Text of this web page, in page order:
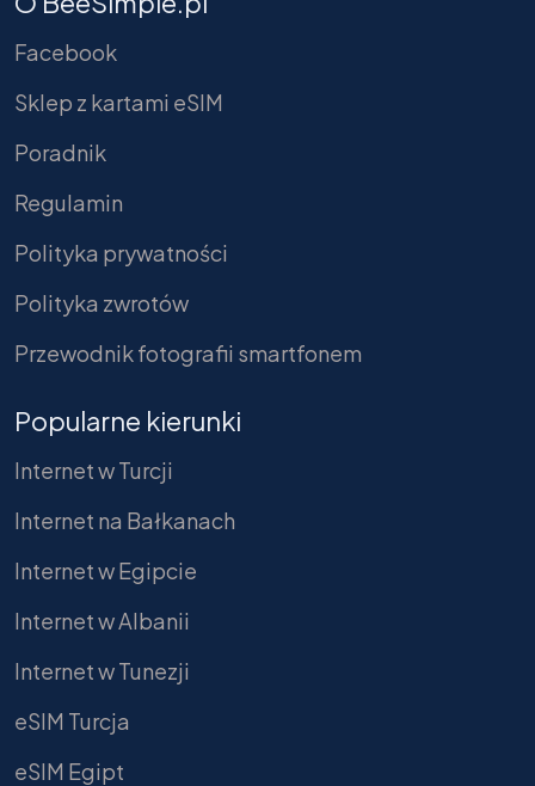
Facebook
Sklep z kartami eSIM
Poradnik
Regulamin
Polityka prywatności
Polityka zwrotów
Przewodnik fotografii smartfonem
Popularne kierunki
Internet w Turcji
Internet na Bałkanach
Internet w Egipcie
Internet w Albanii
Internet w Tunezji
eSIM Turcja
eSIM Egipt